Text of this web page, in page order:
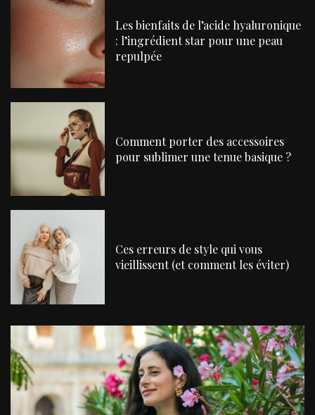
Les bienfaits de l’acide hyaluronique
: l’ingrédient star pour une peau
repulpée
Comment porter des accessoires
pour sublimer une tenue basique ?
Ces erreurs de style qui vous
vieillissent (et comment les éviter)